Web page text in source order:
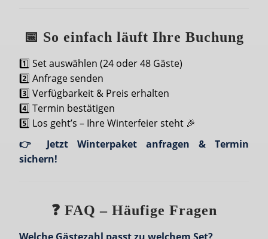
📅 So einfach läuft Ihre Buchung
1️⃣ Set auswählen (24 oder 48 Gäste)
2️⃣ Anfrage senden
3️⃣ Verfügbarkeit & Preis erhalten
4️⃣ Termin bestätigen
5️⃣ Los geht’s – Ihre Winterfeier steht 🎉
👉 Jetzt Winterpaket anfragen & Termin
sichern!
❓ FAQ – Häufige Fragen